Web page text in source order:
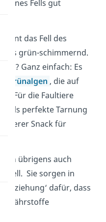
seines Fells gut
das Fell des
grün-schimmernd.
Ganz einfach: Es
Grünalgen , die auf
Für die Faultiere
als perfekte Tarnung
Snack für
übrigens auch
Fell. Sie sorgen in
dafür, dass
Nährstoffe